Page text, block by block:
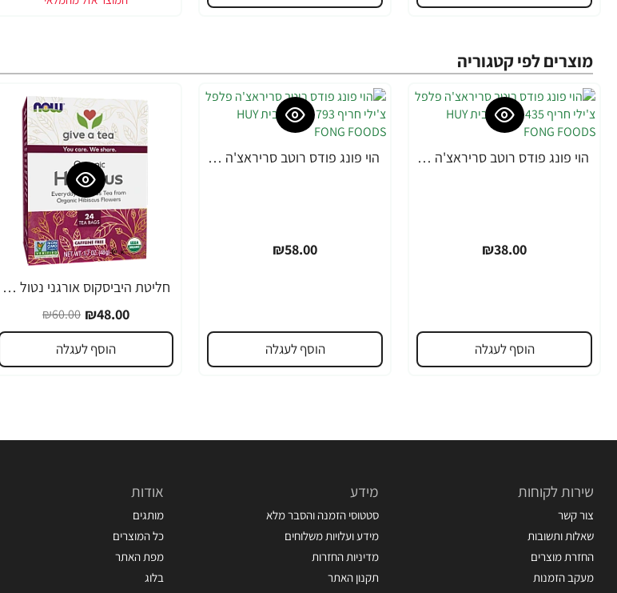
מוצרים לפי קטגוריה
הוי פונג פודס רוטב סריראצ'ה פלפל צ'ילי חריף 435 גרם - מבית HUY FONG FOODS
₪38.00
הוסף לעגלה
הוי פונג פודס רוטב סריראצ'ה פלפל צ'ילי חריף 793 גרם - מבית HUY FONG FOODS
₪58.00
הוסף לעגלה
-20%
חליטת היביסקוס אורגני נטול קפאין 24 שקיקי תה - מבית NOW FOODS
₪48.00
₪60.00
הוסף לעגלה
שירות לקוחות
צור קשר
שאלות ותשובות
החזרת מוצרים
מעקב הזמנות
מידע
סטטוסי הזמנה והסבר מלא
מידע ועלויות משלוחים
מדיניות החזרות
תקנון האתר
אודות
מותגים
כל המוצרים
מפת האתר
בלוג